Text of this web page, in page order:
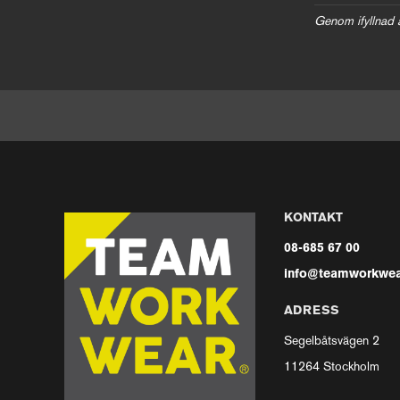
Genom ifyllnad
KONTAKT
08-685 67 00
ADRESS
Segelbåtsvägen 2
11264 Stockholm